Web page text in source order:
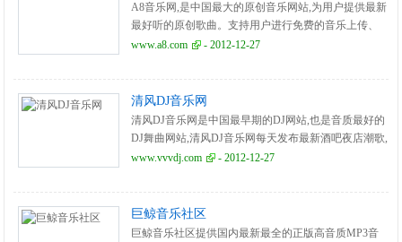
A8音乐网,是中国最大的原创音乐网站,为用户提供最新
最好听的原创歌曲。支持用户进行免费的音乐上传、
音乐分享、互动交流、歌曲免费下载等服务。
www.a8.com - 2012-12-27
清风DJ音乐网
清风DJ音乐网是中国最早期的DJ网站,也是音质最好的
DJ舞曲网站,清风DJ音乐网每天发布最新酒吧夜店潮歌,
同步全球最新DJ歌曲。
www.vvvdj.com - 2012-12-27
巨鲸音乐社区
巨鲸音乐社区提供国内最新最全的正版高音质MP3音